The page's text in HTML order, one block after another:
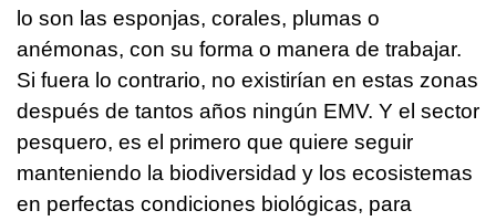
lo son las esponjas, corales, plumas o
anémonas, con su forma o manera de trabajar.
Si fuera lo contrario, no existirían en estas zonas
después de tantos años ningún EMV. Y el sector
pesquero, es el primero que quiere seguir
manteniendo la biodiversidad y los ecosistemas
en perfectas condiciones biológicas, para